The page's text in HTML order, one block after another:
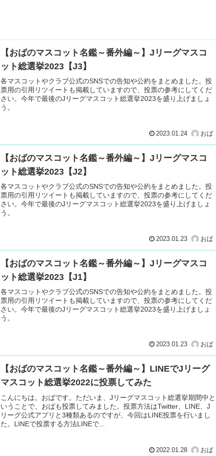
【おばのマスコット名鑑～番外編～】Jリーグマスコ
ット総選挙2023【J3】
各マスコットやクラブ公式のSNSでの告知や公約をまとめました。投
票用の引用リツイートも掲載していますので、投票の参考にしてくだ
さい。今年で最後のJリーグマスコット総選挙2023を盛り上げましょ
う。
2023.01.24 おば
【おばのマスコット名鑑～番外編～】Jリーグマスコ
ット総選挙2023【J2】
各マスコットやクラブ公式のSNSでの告知や公約をまとめました。投
票用の引用リツイートも掲載していますので、投票の参考にしてくだ
さい。今年で最後のJリーグマスコット総選挙2023を盛り上げましょ
う。
2023.01.23 おば
【おばのマスコット名鑑～番外編～】Jリーグマスコ
ット総選挙2023【J1】
各マスコットやクラブ公式のSNSでの告知や公約をまとめました。投
票用の引用リツイートも掲載していますので、投票の参考にしてくだ
さい。今年で最後のJリーグマスコット総選挙2023を盛り上げましょ
う。
2023.01.23 おば
【おばのマスコット名鑑～番外編～】LINEでJリーグ
マスコット総選挙2022に投票してみた
こんにちは。おばです。ただいま、Jリーグマスコット総選挙期間中と
いうことで、おばも投票してみました。投票方法はTwitter、LINE、J
リーグ公式アプリと3種類あるのですが、今回はLINE投票を行いまし
た。LINEで投票する方法LINEで...
2022.01.28 おば